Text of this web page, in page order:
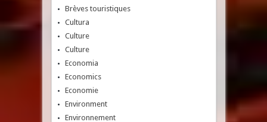
Brèves touristiques
Cultura
Culture
Culture
Economia
Economics
Economie
Environment
Environnement